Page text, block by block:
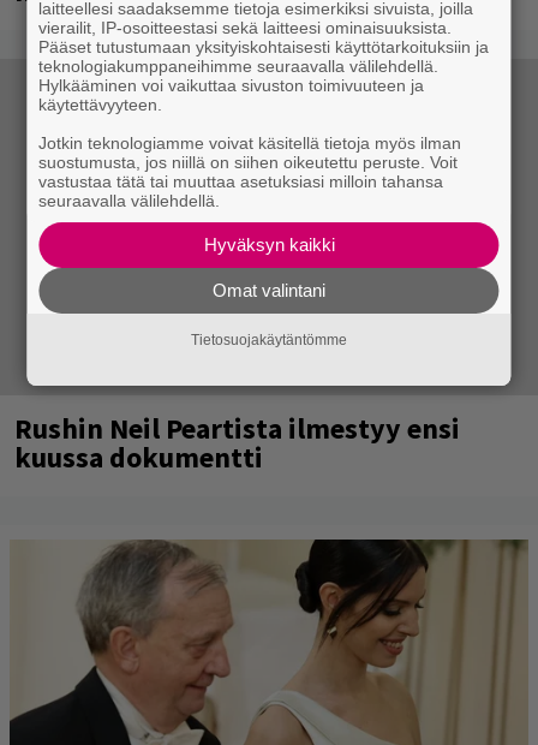
Rushin Neil Peartista ilmestyy ensi
kuussa dokumentti
laitteellesi saadaksemme tietoja esimerkiksi sivuista, joilla
vierailit, IP-osoitteestasi sekä laitteesi ominaisuuksista.
Pääset tutustumaan yksityiskohtaisesti käyttötarkoituksiin ja
teknologiakumppaneihimme seuraavalla välilehdellä.
Hylkääminen voi vaikuttaa sivuston toimivuuteen ja
käytettävyyteen.
Jotkin teknologiamme voivat käsitellä tietoja myös ilman
suostumusta, jos niillä on siihen oikeutettu peruste. Voit
vastustaa tätä tai muuttaa asetuksiasi milloin tahansa
seuraavalla välilehdellä.
Hyväksyn kaikki
Omat valintani
Tietosuojakäytäntömme